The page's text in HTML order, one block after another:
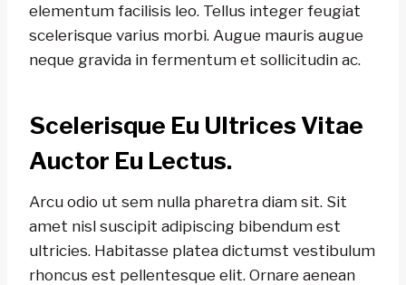
elementum facilisis leo. Tellus integer feugiat
scelerisque varius morbi. Augue mauris augue
neque gravida in fermentum et sollicitudin ac.
Scelerisque Eu Ultrices Vitae
Auctor Eu Lectus.
Arcu odio ut sem nulla pharetra diam sit. Sit
amet nisl suscipit adipiscing bibendum est
ultricies. Habitasse platea dictumst vestibulum
rhoncus est pellentesque elit. Ornare aenean